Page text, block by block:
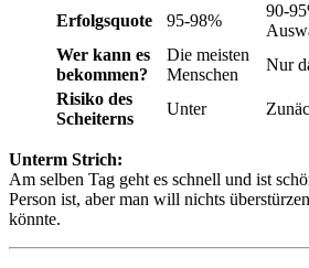
Erfolgsquote
95-98%
90-
Wer kann es
bekommen?
Die meisten
Menschen
Nur
Risiko des
Scheiterns
Unter
Unterm Strich:
Am selben Tag geht es schnell und ist
Person ist, aber man will nichts
könnte.